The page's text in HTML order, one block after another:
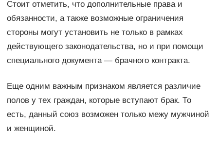
Стоит отметить, что дополнительные права и
обязанности, а также возможные ограничения
стороны могут установить не только в рамках
действующего законодательства, но и при помощи
специального документа — брачного контракта.
Еще одним важным признаком является различие
полов у тех граждан, которые вступают брак. То
есть, данный союз возможен только межу мужчиной
и женщиной.